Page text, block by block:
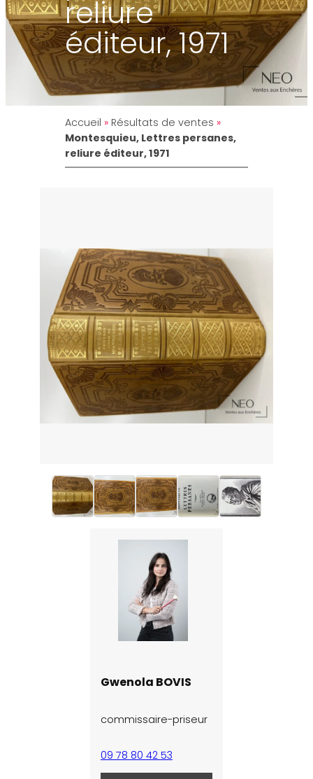
reliure
éditeur, 1971
Accueil » Résultats de ventes »
Montesquieu, Lettres persanes,
reliure éditeur, 1971
Gwenola BOVIS
commissaire-priseur
09 78 80 42 53